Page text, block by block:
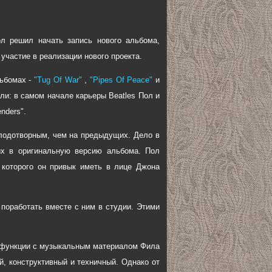
начать запись нового альбома,
в реализации нового проекта.
-"Tug Of War" "Pipes Of Peace" и
в самом начале карьеры Beatles Пол и
чем на предыдущих. Дело в
в оригинальную версию альбома. Пол
которого он привык иметь в лице Джона
вместе с ним в студии. Этими
с музыкальным материалом Фила
конструктивный и техничный. Однако от